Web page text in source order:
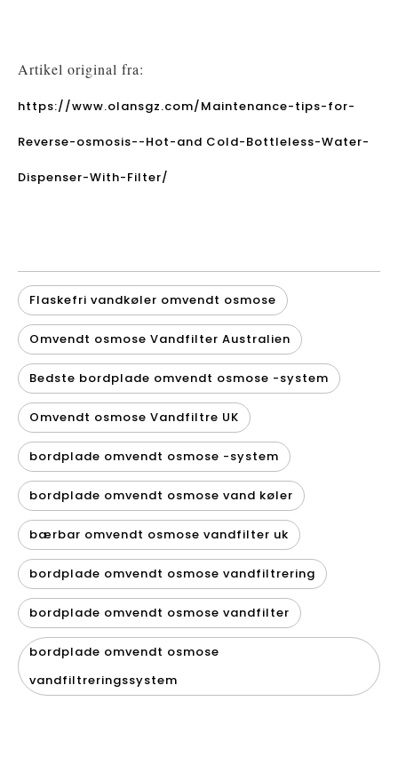
Artikel original fra:
https://www.olansgz.com/Maintenance-tips-for-
Reverse-osmosis--Hot-and Cold-Bottleless-Water-
Dispenser-With-Filter/
Flaskefri vandkøler omvendt osmose
Omvendt osmose Vandfilter Australien
Bedste bordplade omvendt osmose -system
Omvendt osmose Vandfiltre UK
bordplade omvendt osmose -system
bordplade omvendt osmose vand køler
bærbar omvendt osmose vandfilter uk
bordplade omvendt osmose vandfiltrering
bordplade omvendt osmose vandfilter
bordplade omvendt osmose
vandfiltreringssystem